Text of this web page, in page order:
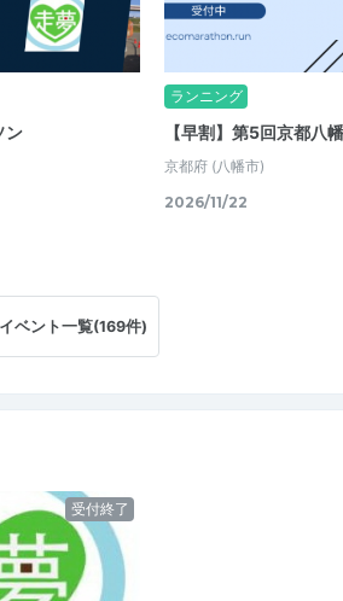
ン
ランニング
【早割】第5回京都八
京都府 (八幡市)
2026/11/22
イベント一覧(169件)
受付終了